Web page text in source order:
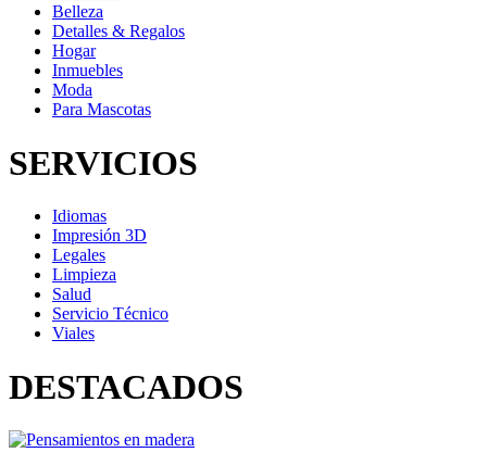
Belleza
Detalles & Regalos
Hogar
Inmuebles
Moda
Para Mascotas
SERVICIOS
Idiomas
Impresión 3D
Legales
Limpieza
Salud
Servicio Técnico
Viales
DESTACADOS